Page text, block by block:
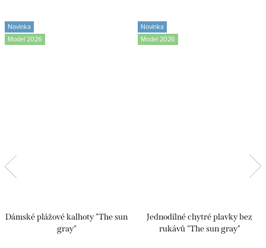
Novinka
Model 2026
Dámské plážové kalhoty "The sun
gray"
Novinka
Model 2026
Jednodílné chytré plavky bez
rukávů "The sun gray"